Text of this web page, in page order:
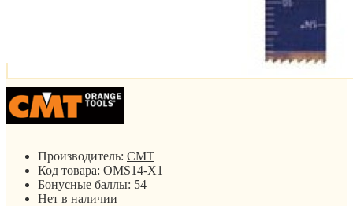
Производитель: CMT
Код товара: OMS14-X1
Бонусные баллы: 54
Нет в наличии